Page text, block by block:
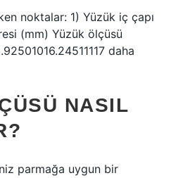
noktalar: 1) Yüzük iç çapı
(mm) Yüzük ölçüsü
daha
NASIL
parmağa uygun bir